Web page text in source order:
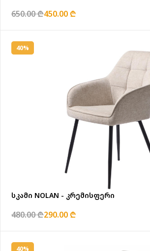
650.00 ₾450.00 ₾
40%
სკამი NOLAN - კრემისფერი
480.00 ₾290.00 ₾
40%